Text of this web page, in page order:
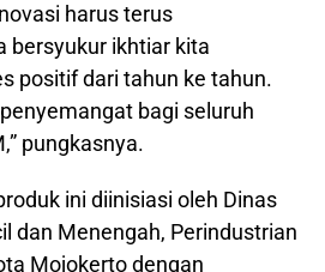
harus terus
bersyukur ikhtiar kita
positif dari tahun ke tahun.
bagi seluruh
pungkasnya.
ini diinisiasi oleh Dinas
dan Menengah, Perindustrian
Mojokerto dengan